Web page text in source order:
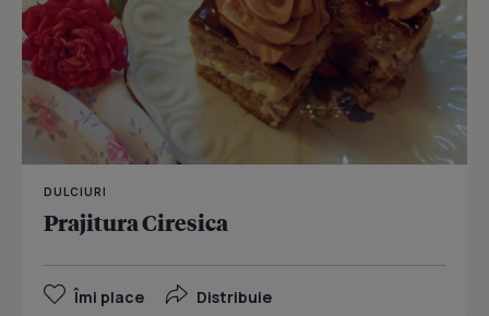
DULCIURI
Prajitura Ciresica
Îmi place Distribuie